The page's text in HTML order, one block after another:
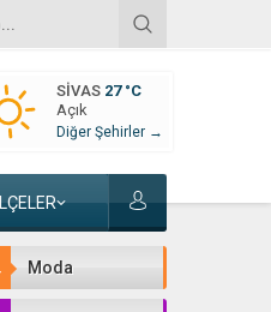
SIVAS 27 °C
Açık
Diğer Şehirler →
Moda